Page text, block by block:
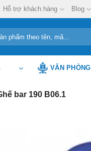
Hỗ trợ khách hàng Blog
VĂN PHÒNG
bar 190 B06.1